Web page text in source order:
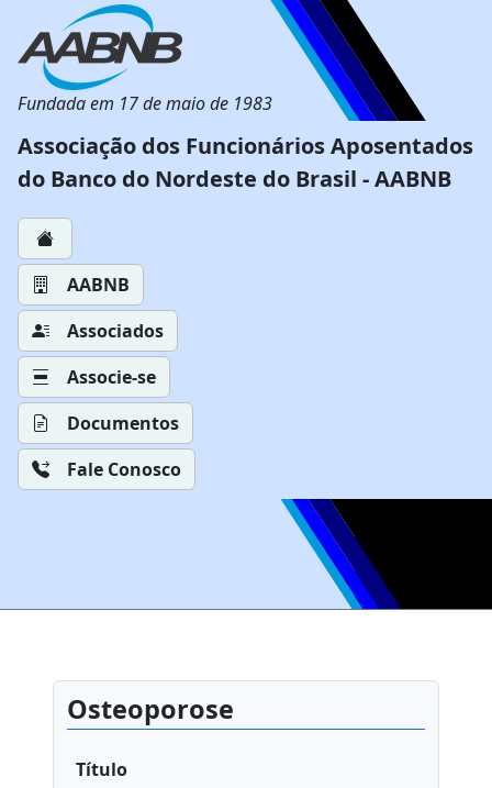
Fundada em 17 de maio de 1983
Associação dos Funcionários Aposentados
do Banco do Nordeste do Brasil - AABNB
AABNB
Associados
Associe-se
Documentos
Fale Conosco
Osteoporose
Título